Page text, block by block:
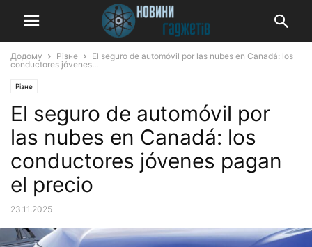
Додому Різне
El seguro de automóvil por las nubes en Canadá: los
conductores jóvenes...
Різне
El seguro de automóvil por
las nubes en Canadá: los
conductores jóvenes pagan
el precio
23.11.2025